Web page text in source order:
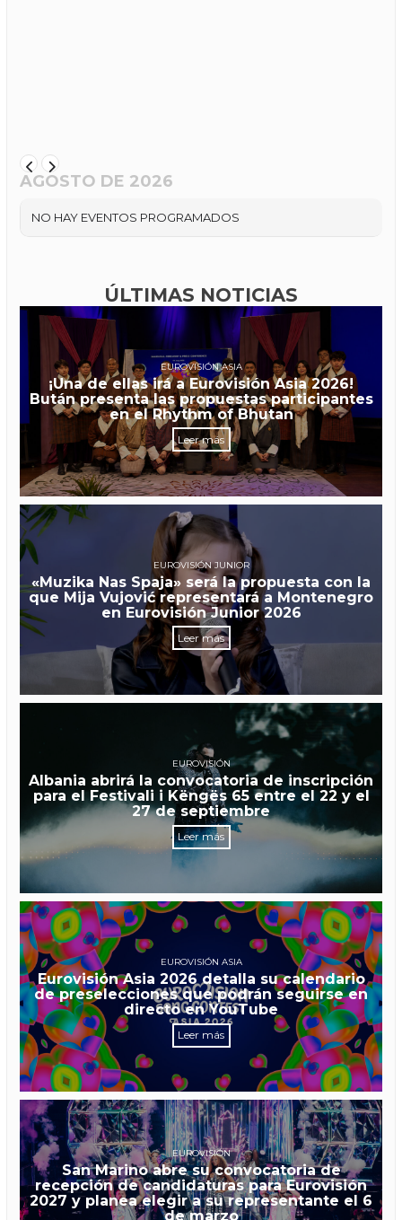
AGOSTO DE 2026
NO HAY EVENTOS PROGRAMADOS
ÚLTIMAS NOTICIAS
EUROVISIÓN ASIA
¡Una de ellas irá a Eurovisión Asia 2026!
Bután presenta las propuestas participantes
en el Rhythm of Bhutan
Leer más
EUROVISIÓN JUNIOR
«Muzika Nas Spaja» será la propuesta con la
que Mija Vujović representará a Montenegro
en Eurovisión Junior 2026
Leer más
EUROVISIÓN
Albania abrirá la convocatoria de inscripción
para el Festivali i Këngës 65 entre el 22 y el
27 de septiembre
Leer más
EUROVISIÓN ASIA
Eurovisión Asia 2026 detalla su calendario
de preselecciones que podrán seguirse en
directo en YouTube
Leer más
EUROVISIÓN
San Marino abre su convocatoria de
recepción de candidaturas para Eurovisión
2027 y planea elegir a su representante el 6
de marzo